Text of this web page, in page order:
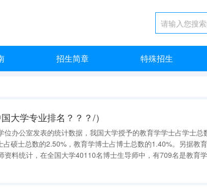
招生简章 特殊招生
大学专业排名？？？/）
位办公室发表的统计数据，我国大学授予的教育学学士占学士总
硕士总数的2.50%，教育学博士占博士总数的1.40%。另据教
资料统计，在全国大学40110名博士生导师中，有709名是教育
育学是比较小的学科。2007年，开设教育学专业的大学共303所。